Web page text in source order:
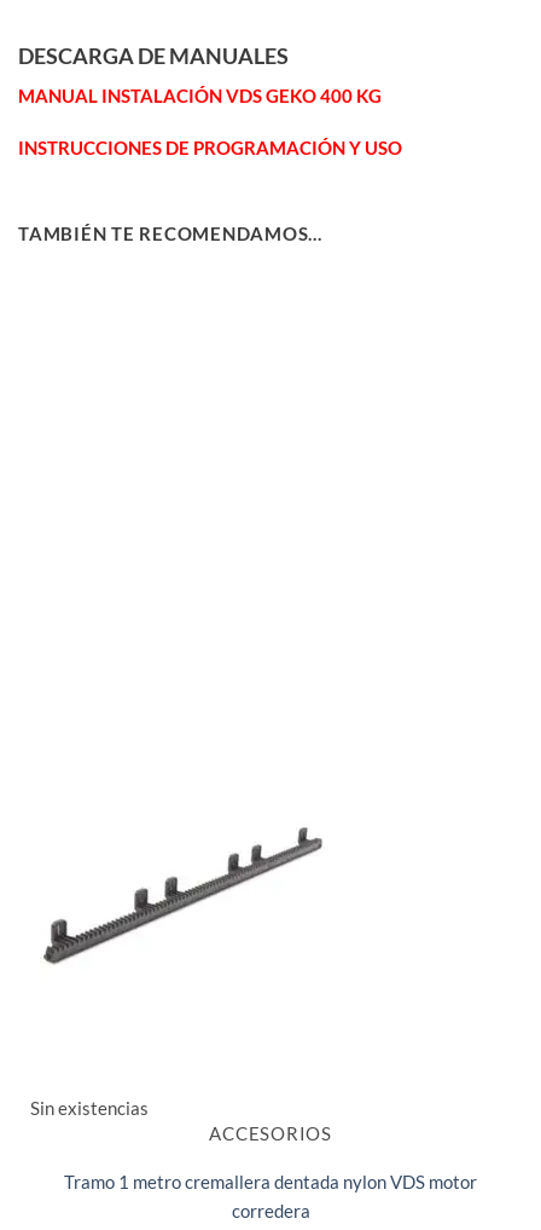
DESCARGA DE MANUALES
MANUAL INSTALACIÓN VDS GEKO 400 KG
INSTRUCCIONES DE PROGRAMACIÓN Y USO
TAMBIÉN TE RECOMENDAMOS…
Sin existencias
ACCESORIOS
Tramo 1 metro cremallera dentada nylon VDS motor
corredera